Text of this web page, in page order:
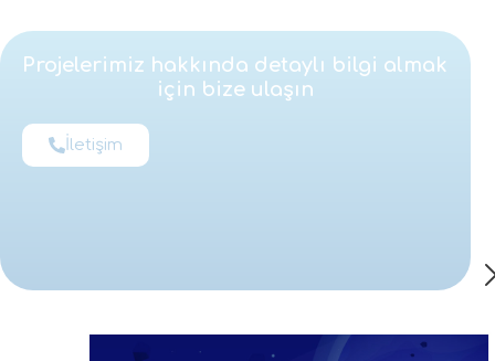
Projelerimiz hakkında detaylı bilgi almak
için bize ulaşın
İletişim